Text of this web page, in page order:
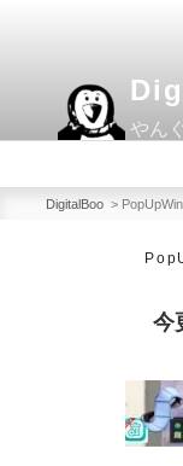
ツ
やん
DigitalBoo >
今